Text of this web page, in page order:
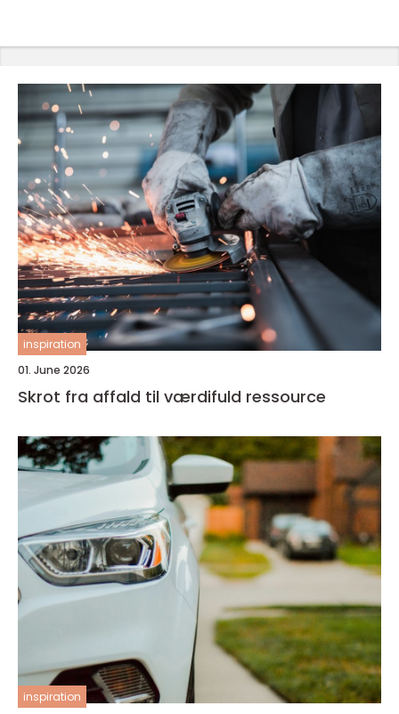
inspiration
01. June 2026
Skrot fra affald til værdifuld ressource
inspiration